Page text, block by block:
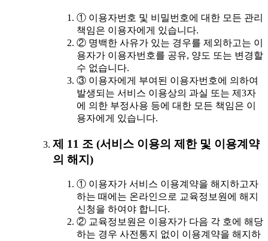
① 이용자번호 및 비밀번호에 대한 모든 관리
책임은 이용자에게 있습니다.
② 명백한 사유가 있는 경우를 제외하고는 이
용자가 이용자번호를 공유, 양도 또는 변경할
수 없습니다.
③ 이용자에게 부여된 이용자번호에 의하여
발생되는 서비스 이용상의 과실 또는 제3자
에 의한 부정사용 등에 대한 모든 책임은 이
용자에게 있습니다.
제 11 조 (서비스 이용의 제한 및 이용계약
의 해지)
① 이용자가 서비스 이용계약을 해지하고자
하는 때에는 온라인으로 교육정보원에 해지
신청을 하여야 합니다.
② 교육정보원은 이용자가 다음 각 호에 해당
하는 경우 사전통지 없이 이용계약을 해지하